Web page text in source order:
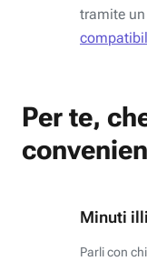
tramite
Per te,
Minuti
Parli con